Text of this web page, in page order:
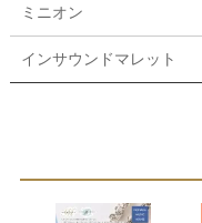
ミニオン
インサウンドマレット